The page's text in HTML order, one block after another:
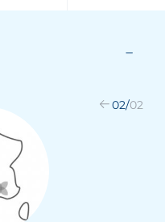
02/02